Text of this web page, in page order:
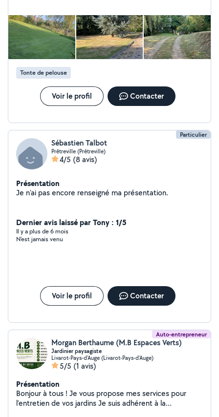
Tonte de pelouse
Voir le profil Contacter
Particulier
Sébastien Talbot
Prêtreville (Prêtreville)
4/5 (8 avis)
Présentation
Je n'ai pas encore renseigné ma présentation.
Dernier avis laissé par Tony : 1/5
Il y a plus de 6 mois
N'est jamais venu
Voir le profil Contacter
Auto-entrepreneur
Morgan Berthaume (M.B Espaces Verts)
Jardinier paysagiste
Livarot-Pays-d'Auge (Livarot-Pays-d'Auge)
5/5 (1 avis)
Présentation
Bonjour à tous ! Je vous propose mes services pour
l'entretien de vos jardins Je suis adhérent à la